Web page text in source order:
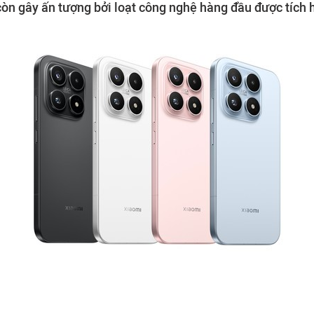
gây ấn tượng bởi loạt công nghệ hàng đầu được tích